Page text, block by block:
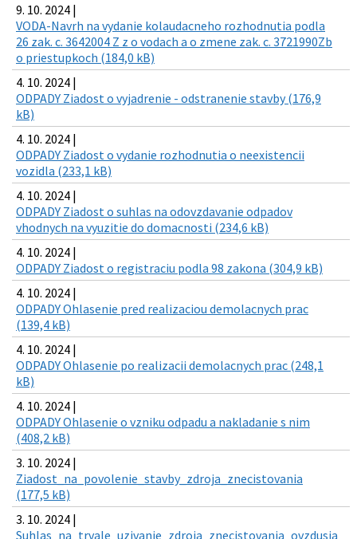
9. 10. 2024 |
VODA-Navrh na vydanie kolaudacneho rozhodnutia podla
26 zak. c. 3642004 Z z o vodach a o zmene zak. c. 3721990Zb
o priestupkoch (184,0 kB)
4. 10. 2024 |
ODPADY Ziadost o vyjadrenie - odstranenie stavby (176,9
kB)
4. 10. 2024 |
ODPADY Ziadost o vydanie rozhodnutia o neexistencii
vozidla (233,1 kB)
4. 10. 2024 |
ODPADY Ziadost o suhlas na odovzdavanie odpadov
vhodnych na vyuzitie do domacnosti (234,6 kB)
4. 10. 2024 |
ODPADY Ziadost o registraciu podla 98 zakona (304,9 kB)
4. 10. 2024 |
ODPADY Ohlasenie pred realizaciou demolacnych prac
(139,4 kB)
4. 10. 2024 |
ODPADY Ohlasenie po realizacii demolacnych prac (248,1
kB)
4. 10. 2024 |
ODPADY Ohlasenie o vzniku odpadu a nakladanie s nim
(408,2 kB)
3. 10. 2024 |
Ziadost_na_povolenie_stavby_zdroja_znecistovania
(177,5 kB)
3. 10. 2024 |
Suhlas_na_trvale_uzivanie_zdroja_znecistovania_ovzdusia